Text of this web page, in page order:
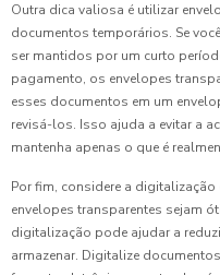
Outra dica valiosa é utilizar
documentos temporários. Se
ser mantidos por um curto
pagamento, os envelopes
esses documentos em um
revisá-los. Isso ajuda a evitar a
mantenha apenas o que é
Por fim, considere a
envelopes transparentes sejam
digitalização pode ajudar a
armazenar. Digitalize